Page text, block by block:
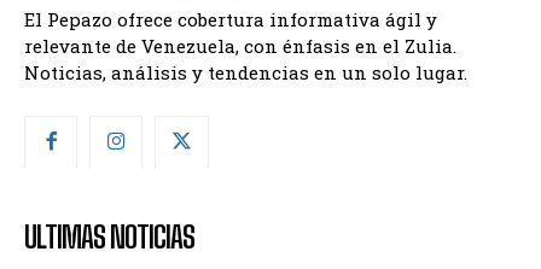
El Pepazo ofrece cobertura informativa ágil y
relevante de Venezuela, con énfasis en el Zulia.
Noticias, análisis y tendencias en un solo lugar.
ULTIMAS NOTICIAS